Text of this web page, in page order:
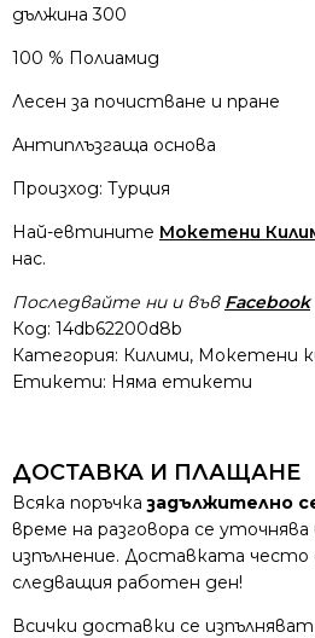
дължина 300
100 % Полиамид
Лесен за почистване и пране
Антиплъзгаща основа
Произход: Турция
Най-евтините Мокетени
нас.
Последвайте ни и във Facebook
Код: 14db62200d8b
Категория: Килими, Мокетени
Етикети: Няма етикети
ДОСТАВКА И ПЛАЩАНЕ
Всяка поръчказадължително
време на разговора се
изпълнение. Доставката често
следващия работен ден!
Всички доставки се